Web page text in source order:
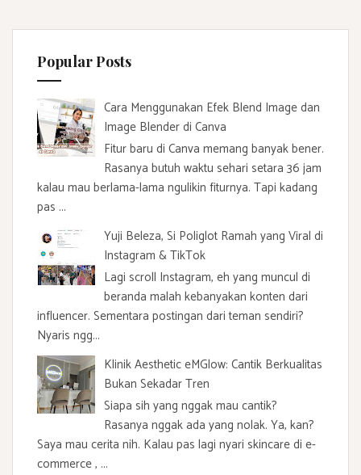
Popular Posts
Cara Menggunakan Efek Blend Image dan
Image Blender di Canva
Fitur baru di Canva memang banyak bener.
Rasanya butuh waktu sehari setara 36 jam
kalau mau berlama-lama ngulikin fiturnya. Tapi kadang
pas ...
Yuji Beleza, Si Poliglot Ramah yang Viral di
Instagram & TikTok
Lagi scroll Instagram, eh yang muncul di
beranda malah kebanyakan konten dari
influencer. Sementara postingan dari teman sendiri?
Nyaris ngg...
Klinik Aesthetic eMGlow: Cantik Berkualitas
Bukan Sekadar Tren
Siapa sih yang nggak mau cantik?
Rasanya nggak ada yang nolak. Ya, kan?
Saya mau cerita nih. Kalau pas lagi nyari skincare di e-
commerce , ...